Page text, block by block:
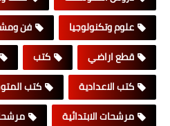
علوم وتكنولوجيا
فن
قطع اراضي
كتب
كتب الاعدادية
كتب
مرشحات الابتدائية